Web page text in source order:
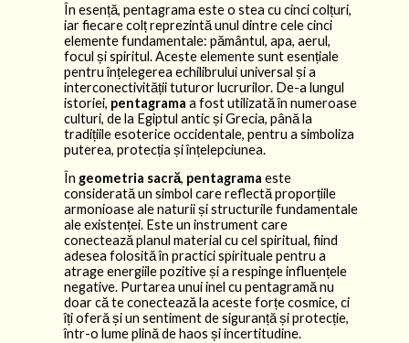
În esență, pentagrama este o stea cu cinci colțuri,
iar fiecare colț reprezintă unul dintre cele cinci
elemente fundamentale: pământul, apa, aerul,
focul și spiritul. Aceste elemente sunt esențiale
pentru înțelegerea echilibrului universal și a
interconectivității tuturor lucrurilor. De-a lungul
istoriei, pentagrama a fost utilizată în numeroase
culturi, de la Egiptul antic și Grecia, până la
tradițiile esoterice occidentale, pentru a simboliza
puterea, protecția și înțelepciunea.
În geometria sacră, pentagrama este
considerată un simbol care reflectă proporțiile
armonioase ale naturii și structurile fundamentale
ale existenței. Este un instrument care
conectează planul material cu cel spiritual, fiind
adesea folosită în practici spirituale pentru a
atrage energiile pozitive și a respinge influențele
negative. Purtarea unui inel cu pentagramă nu
doar că te conectează la aceste forțe cosmice, ci
îți oferă și un sentiment de siguranță și protecție,
într-o lume plină de haos și incertitudine.